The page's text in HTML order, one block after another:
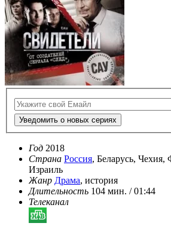
Уведомить о новых сериях
Год 2018
Страна Россия, Беларусь,
Израиль
Жанр Драма, история
Длительность 104 мин. / 01:44
Телеканал